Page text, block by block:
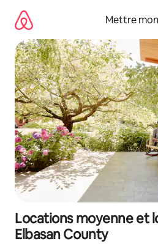
directement
contenu
Mettre
Locations moyenne et
Elbasan County